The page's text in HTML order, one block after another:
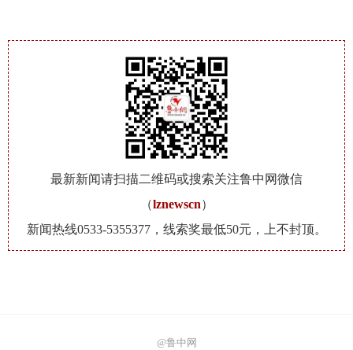
最新新闻请扫描二维码或搜索关注鲁中网微信
（lznewscn）
新闻热线0533-5355377，线索奖最低50元，上不封顶。
@鲁中网